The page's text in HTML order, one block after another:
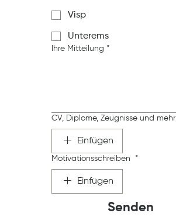
Visp
Unterems
Ihre Mitteilung *
CV, Diplome, Zeugnisse und mehr
Einfügen
Motivationsschreiben *
Einfügen
Senden